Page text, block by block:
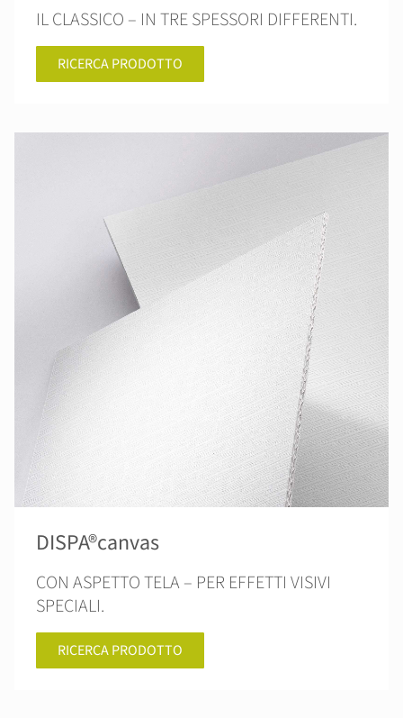
IL CLASSICO – IN TRE SPESSORI DIFFERENTI.
RICERCA PRODOTTO
DISPA®canvas
CON ASPETTO TELA – PER EFFETTI VISIVI
SPECIALI.
RICERCA PRODOTTO